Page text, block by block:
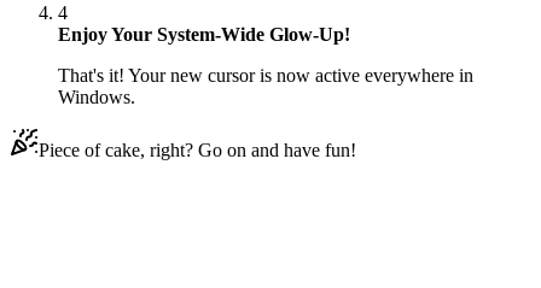
4
Enjoy Your System-Wide Glow-Up!
That's it! Your new cursor is now active everywhere in
Windows.
Piece of cake, right? Go on and have fun!